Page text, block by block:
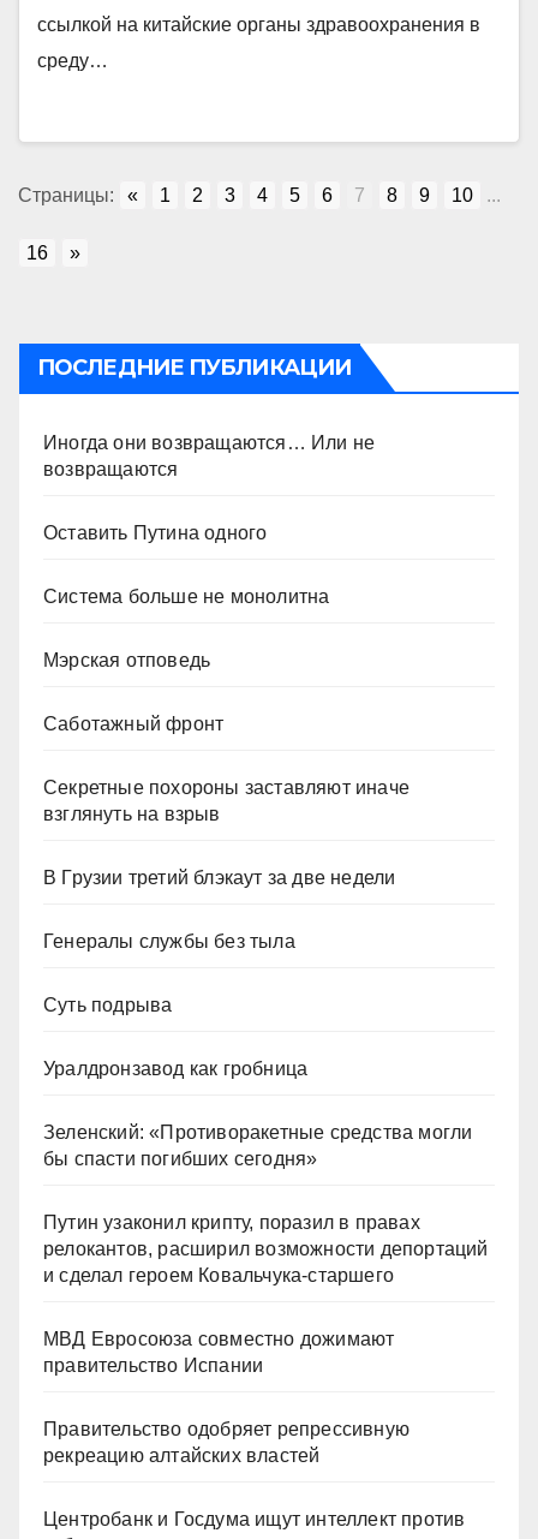
ссылкой на китайские органы здравоохранения в
среду…
Страницы: « 1 2 3 4 5 6 7 8 9 10 ...
16 »
ПОСЛЕДНИЕ ПУБЛИКАЦИИ
Иногда они возвращаются… Или не
возвращаются
Оставить Путина одного
Система больше не монолитна
Мэрская отповедь
Саботажный фронт
Секретные похороны заставляют иначе
взглянуть на взрыв
В Грузии третий блэкаут за две недели
Генералы службы без тыла
Суть подрыва
Уралдронзавод как гробница
Зеленский: «Противоракетные средства могли
бы спасти погибших сегодня»
Путин узаконил крипту, поразил в правах
релокантов, расширил возможности депортаций
и сделал героем Ковальчука-старшего
МВД Евросоюза совместно дожимают
правительство Испании
Правительство одобряет репрессивную
рекреацию алтайских властей
Центробанк и Госдума ищут интеллект против